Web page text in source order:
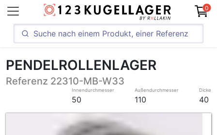
0
PENDELROLLENLAGER
Referenz 22310-MB-W33
Innendurchmesser
50
Außendurchmesser
110
Dicke
40